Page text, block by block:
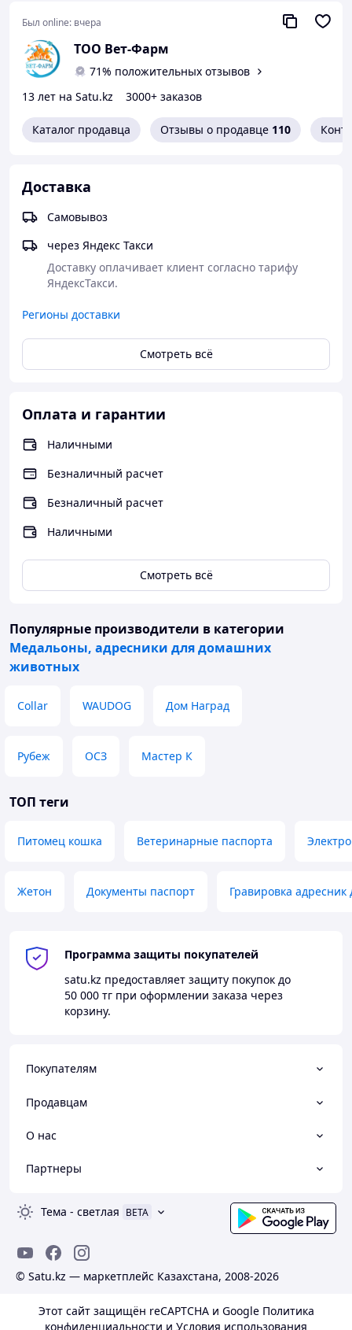
проведённых вакцинациях и других профилактических
мероприятиях. Кроме того, в ветеринарный паспорт
ставится отметка о чипировании и вклеивается
идентификационная наклейка, содержащая
информацию о номере чипа.
Был online: вчера
ТОО Вет-Фарм
71% положительных отзывов
13 лет на Satu.kz
3000+ заказов
Каталог продавца Отзывы о продавце 110
Доставка
Самовывоз
через Яндекс Такси
Доставку оплачивает клиент согласно тарифу
ЯндексТакси.
Регионы доставки
Смотреть всё
Оплата и гарантии
Наличными
Безналичный расчет
Безналичный расчет
Наличными
Смотреть всё
Популярные производители в категории
Медальоны, адресники для домашних
животных
Collar WAUDOG Дом Наград
Рубеж ОСЗ Мастер К
ТОП теги
Питомец кошка Ветеринарные паспорта
Жетон Документы паспорт Гравировка адресник
Программа защиты покупателей
satu.kz предоставляет защиту покупок до
50 000 тг при оформлении заказа через
корзину.
Покупателям
Продавцам
О нас
Партнеры
Тема - светлая BETA
© Satu.kz — маркетплейс Казахстана, 2008-2026
Этот сайт защищён reCAPTCHA и Google Политика
конфиденциальности и Условия использования